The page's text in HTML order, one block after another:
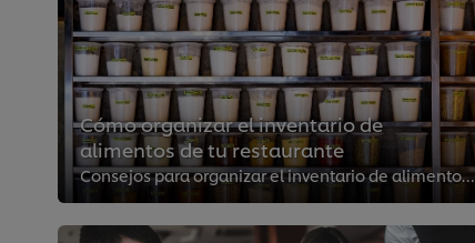
Cómo organizar el inventario de
alimentos de tu restaurante
Consejos para organizar el inventario de alimentos de tu negocio de manera sencilla y eficaz. ¡Evita el desperdicio y aumenta l...